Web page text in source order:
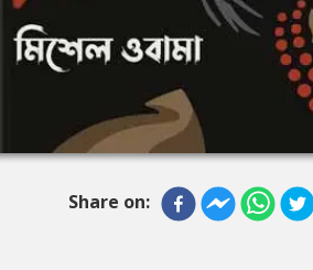
Share on: